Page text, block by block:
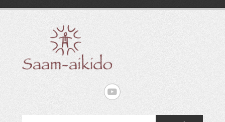
Doorgaan
inhoud
Saam – Aikido